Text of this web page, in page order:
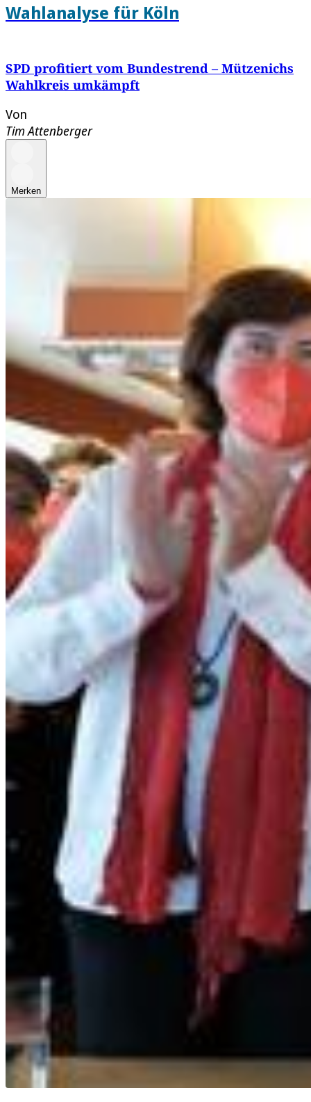
Wahlanalyse für Köln
SPD profitiert vom Bundestrend – Mützenichs
Wahlkreis umkämpft
Von
Tim Attenberger
Merken